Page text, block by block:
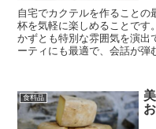
自宅でカクテルを作ることの
杯を気軽に楽しめることです
かずとも特別な雰囲気を演出
ーティにも最適で、会話が弾
食料品